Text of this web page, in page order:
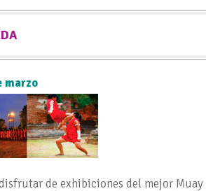
marzo
de exhibiciones del mejor Muay